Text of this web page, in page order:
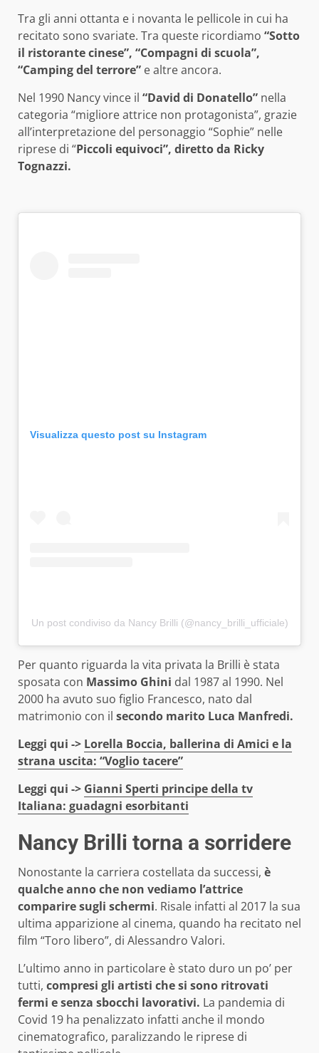
Tra gli anni ottanta e i novanta le pellicole in cui ha
recitato sono svariate. Tra queste ricordiamo “Sotto
il ristorante cinese”, “Compagni di scuola”,
“Camping del terrore” e altre ancora.
Nel 1990 Nancy vince il “David di Donatello” nella
categoria “migliore attrice non protagonista”, grazie
all’interpretazione del personaggio “Sophie” nelle
riprese di “Piccoli equivoci”, diretto da Ricky
Tognazzi.
Visualizza questo post su Instagram
Un post condiviso da Nancy Brilli (@nancy_brilli_ufficiale)
Per quanto riguarda la vita privata la Brilli è stata
sposata con Massimo Ghini dal 1987 al 1990. Nel
2000 ha avuto suo figlio Francesco, nato dal
matrimonio con il secondo marito Luca Manfredi.
Leggi qui -> Lorella Boccia, ballerina di Amici e la
strana uscita: “Voglio tacere”
Leggi qui -> Gianni Sperti principe della tv
Italiana: guadagni esorbitanti
Nancy Brilli torna a sorridere
Nonostante la carriera costellata da successi, è
qualche anno che non vediamo l’attrice
comparire sugli schermi. Risale infatti al 2017 la sua
ultima apparizione al cinema, quando ha recitato nel
film “Toro libero”, di Alessandro Valori.
L’ultimo anno in particolare è stato duro un po’ per
tutti, compresi gli artisti che si sono ritrovati
fermi e senza sbocchi lavorativi. La pandemia di
Covid 19 ha penalizzato infatti anche il mondo
cinematografico, paralizzando le riprese di